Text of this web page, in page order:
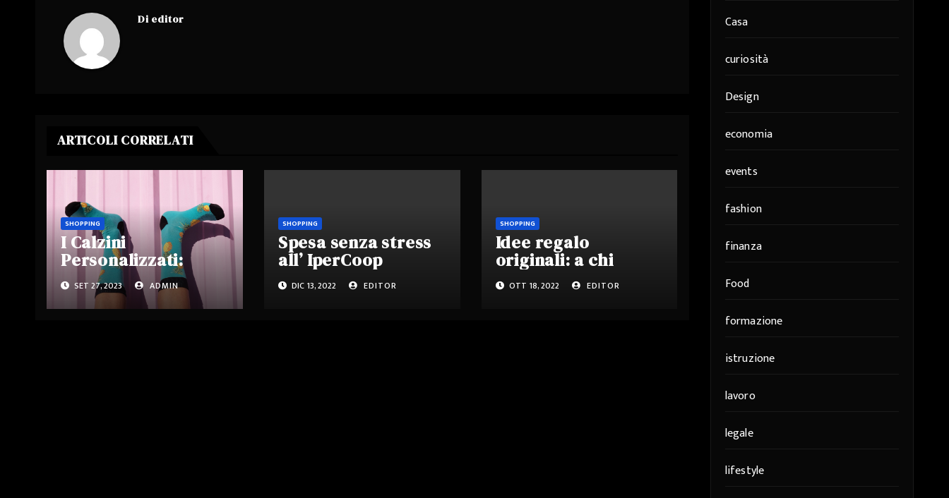
Di editor
ARTICOLI CORRELATI
SHOPPING
I Calzini
Personalizzati:
Moda o Necessità?
SET 27, 2023 ADMIN
SHOPPING
Spesa senza stress
all’ IperCoop
Mondovì
DIC 13, 2022 EDITOR
SHOPPING
Idee regalo
originali: a chi
rivolgersi!
OTT 18, 2022 EDITOR
Casa
curiosità
Design
economia
events
fashion
finanza
Food
formazione
istruzione
lavoro
legale
lifestyle